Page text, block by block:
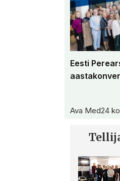
Eesti
Ava Med24